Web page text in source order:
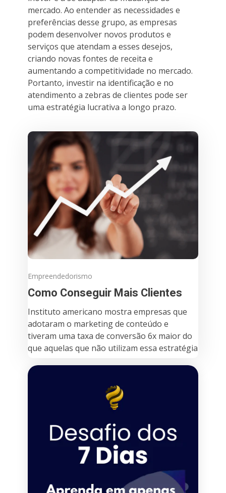
mercado. Ao entender as necessidades e
preferências desse grupo, as empresas
podem desenvolver novos produtos e
serviços que atendam a esses desejos,
criando novas fontes de receita e
aumentando a competitividade no mercado.
Portanto, investir na identificação e no
atendimento a zebras de clientes pode ser
uma estratégia lucrativa a longo prazo.
Empreendedorismo
Como Conseguir Mais Clientes
Instituto americano mostra empresas que
adotaram o marketing de conteúdo e
tiveram uma taxa de conversão 6x maior do
que aquelas que não utilizam essa estratégia